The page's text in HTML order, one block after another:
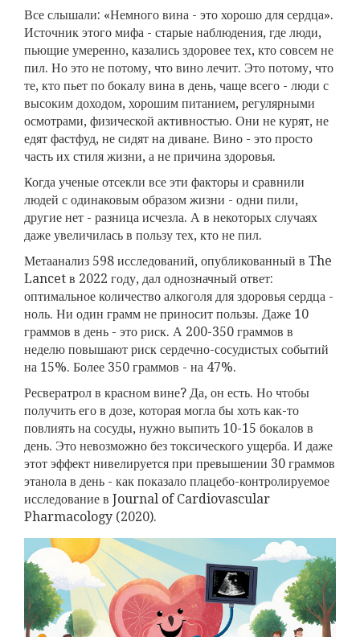
Все слышали: «Немного вина - это хорошо для сердца».
Источник этого мифа - старые наблюдения, где люди,
пьющие умеренно, казались здоровее тех, кто совсем не
пил. Но это не потому, что вино лечит. Это потому, что
те, кто пьет по бокалу вина в день, чаще всего - люди с
высоким доходом, хорошим питанием, регулярными
осмотрами, физической активностью. Они не курят, не
едят фастфуд, не сидят на диване. Вино - это просто
часть их стиля жизни, а не причина здоровья.
Когда ученые отсекли все эти факторы и сравнили
людей с одинаковым образом жизни - одни пили,
другие нет - разница исчезла. А в некоторых случаях
даже увеличилась в пользу тех, кто не пил.
Метаанализ 598 исследований, опубликованный в The
Lancet в 2022 году, дал однозначный ответ:
оптимальное количество алкоголя для здоровья сердца -
ноль. Ни один грамм не приносит пользы. Даже 10
граммов в день - это риск. А 200-350 граммов в
неделю повышают риск сердечно-сосудистых событий
на 15%. Более 350 граммов - на 47%.
Ресвератрол в красном вине? Да, он есть. Но чтобы
получить его в дозе, которая могла бы хоть как-то
повлиять на сосуды, нужно выпить 10-15 бокалов в
день. Это невозможно без токсического ущерба. И даже
этот эффект нивелируется при превышении 30 граммов
этанола в день - как показало плацебо-контролируемое
исследование в Journal of Cardiovascular
Pharmacology (2020).